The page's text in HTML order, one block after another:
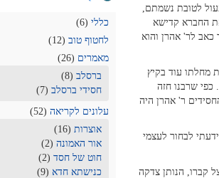
כללי (6)
לחטוף טוב (12)
מאמרים (26)
ברסלב (8)
חסידי ברסלב (7)
עלונים לקריאה (52)
אוצרות (16)
אור האמונה (2)
חוט של חסד (2)
כנישתא חדא (9)
לטובת נשמתם,
החברא קדישא
כאב לר' אהרן והוא
מחלתו עוד בקיץ
שרבנו חזה
ר' אהרן היה
לבחור לעצמי
קברו, הנותן צדקה